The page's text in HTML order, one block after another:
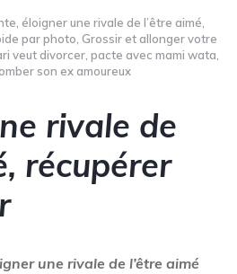
éloigner une rivale de l’être aimé
par photo Grossir et allonger votre
veut divorcer pacte avec mami wata
son ex amoureux
rivale de
récupérer
une rivale de l’être aimé